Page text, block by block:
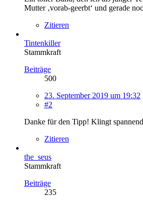
Mutter ‚vorab-geerbt‘ und gerade
Zitieren
Tintenkiller
Stammkraft
Beiträge
500
23. September 2019 um 19:32
#2
Danke für den Tipp! Klingt
Zitieren
the_seus
Stammkraft
Beiträge
235